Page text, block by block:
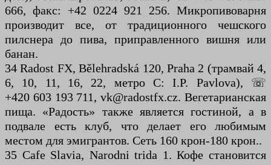
666, факс: +42 0224 921 256. Микропивоварня
производит все, от традиционного чешского
пилснера до пива, приправленного вишня или
банан.
34 Radost FX, Bělehradská 120, Praha 2 (трамвай 4,
6, 10, 11, 16, 22, метро C: I.P. Pavlova), ☏
+420 603 193 711, vk@radostfx.cz. Вегетарианская
пища. «Радость» также является гостиной, а в
подвале есть клуб, что делает его любимым
местом для эмигрантов. Сеть 160 крон-180 крон..
35 Cafe Slavia, Narodni trida 1. Кофе становится